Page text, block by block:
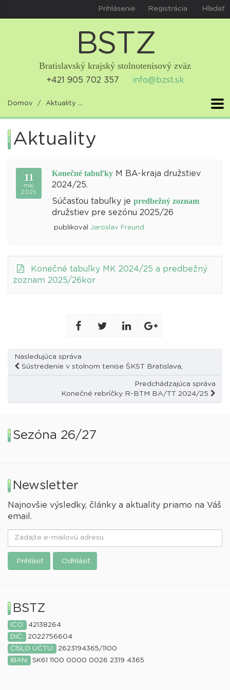
Prihlásenie Registrácia Hľadať
BS T Z
Bratislavský krajský stolnotenisový zväz
+421 905 702 357 info@bzst.sk
Domov Aktuality Konečné tabuľky M BA-kraja družstiev
Aktuality
11
maj
2025
Konečné tabuľky M BA-kraja družstiev
2024/25.
Súčasťou tabuľky je predbežný zoznam
družstiev pre sezónu 2025/26
publikoval Jaroslav Freund
Konečné tabuľky MK 2024/25 a predbežný
zoznam 2025/26kor
Nasledujúca správa
Sústredenie v stolnom tenise ŠKST Bratislava,
Predchádzajúca správa
Konečné rebríčky R-BTM BA/TT 2024/25
Sezóna 26/27
Newsletter
Najnovšie výsledky, články a aktuality priamo na Váš
email.
Prihlásiť Odhlásiť
BSTZ
IČO:
42138264
DIČ:
2022756604
ČÍSLO ÚČTU:
2623194365/1100
IBAN:
SK61 1100 0000 0026 2319 4365